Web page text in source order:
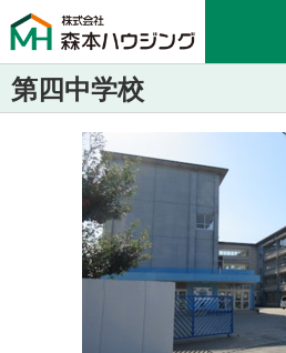
第四中学校